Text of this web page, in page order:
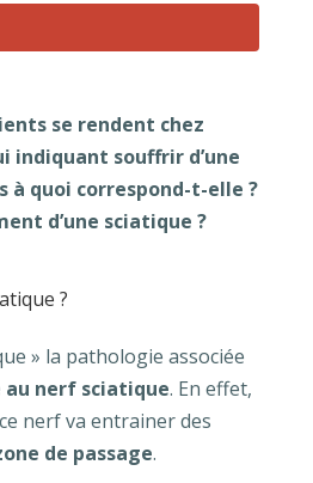
se rendent chez
indiquant souffrir d’une
à quoi correspond-t-elle ?
d’une sciatique ?
?
» la pathologie associée
au nerf sciatique. En effet,
nerf va entrainer des
de passage.